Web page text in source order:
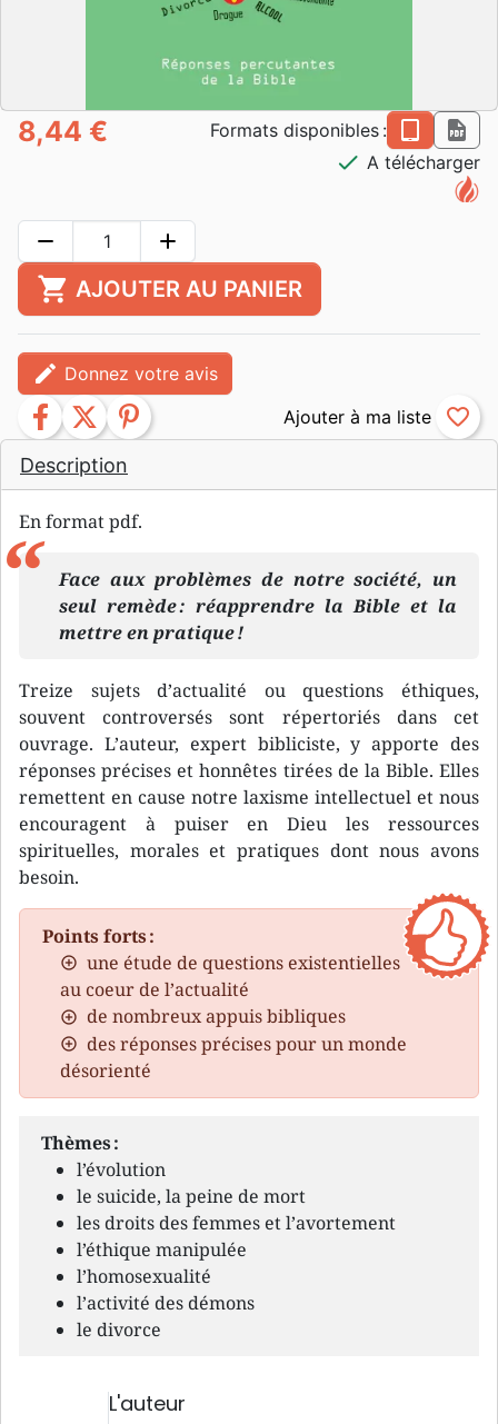
Description
En format pdf.
Face aux problèmes de notre société, un
seul remède : réapprendre la Bible et la
mettre en pratique !
Treize sujets d’actualité ou questions éthiques,
souvent controversés sont répertoriés dans cet
ouvrage. L’auteur, expert bibliciste, y apporte des
réponses précises et honnêtes tirées de la Bible. Elles
remettent en cause notre laxisme intellectuel et nous
encouragent à puiser en Dieu les ressources
spirituelles, morales et pratiques dont nous avons
besoin.
Points forts :
une étude de questions existentielles
au coeur de l’actualité
de nombreux appuis bibliques
des réponses précises pour un monde
désorienté
Thèmes :
l’évolution
le suicide, la peine de mort
les droits des femmes et l’avortement
l’éthique manipulée
l’homosexualité
l’activité des démons
le divorce
L'auteur
8,44 € Formats disponibles : epub
pdf
check A télécharger
remove add
shopping_cart AJOUTER AU PANIER
edit Donnez votre avis
facebook twitter pinterest favorite_border